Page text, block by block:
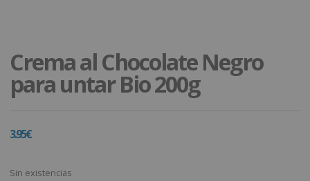
Crema al Chocolate Negro
para untar Bio 200g
3.95€
Sin existencias